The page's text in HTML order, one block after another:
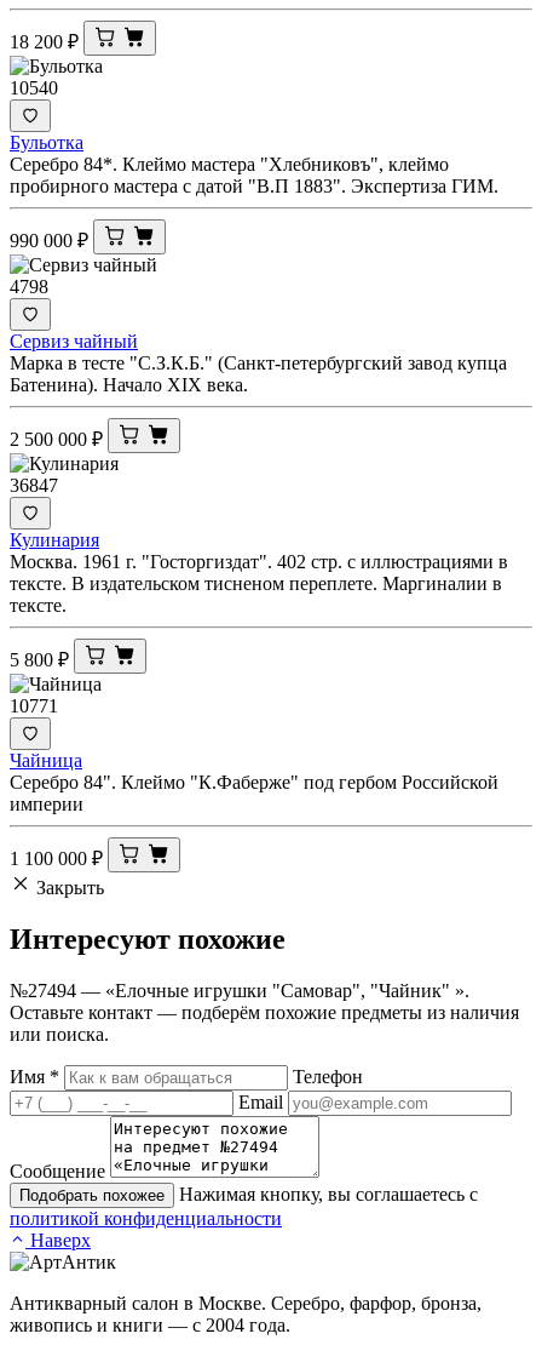
18 200 ₽
10540
Бульотка
Серебро 84*. Клеймо мастера "Хлебниковъ", клеймо
пробирного мастера с датой "В.П 1883". Экспертиза ГИМ.
990 000 ₽
4798
Сервиз чайный
Марка в тесте "С.З.К.Б." (Санкт-петербургский завод купца
Батенина). Начало XIX века.
2 500 000 ₽
36847
Кулинария
Москва. 1961 г. "Госторгиздат". 402 стр. с иллюстрациями в
тексте. В издательском тисненом переплете. Маргиналии в
тексте.
5 800 ₽
10771
Чайница
Серебро 84". Клеймо "К.Фаберже" под гербом Российской
империи
1 100 000 ₽
Закрыть
Интересуют похожие
№27494 — «Елочные игрушки "Самовар", "Чайник" ».
Оставьте контакт — подберём похожие предметы из наличия
или поиска.
Имя *
Телефон
Email
Сообщение
Подобрать похожее
Нажимая кнопку, вы соглашаетесь с
политикой конфиденциальности
Наверх
Антикварный салон в Москве. Серебро, фарфор, бронза,
живопись и книги — с 2004 года.